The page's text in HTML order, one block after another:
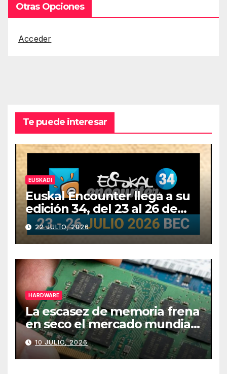
Otras Opciones
Acceder
Te puede interesar
EUSKADI
Euskal Encounter llega a su
edición 34, del 23 al 26 de
julio
22 JULIO, 2026
HARDWARE
La escasez de memoria frena
en seco el mercado mundial
de PCs
10 JULIO, 2026